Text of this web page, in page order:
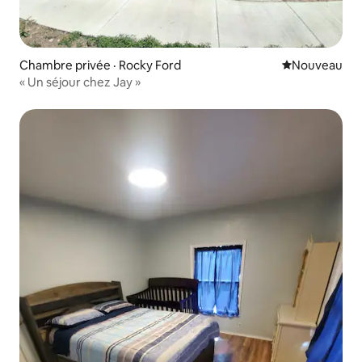
Chambre privée · Rocky Ford Nouvel
Nouveau
« Un séjour chez Jay »